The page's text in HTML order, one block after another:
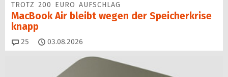
TROTZ 200 EURO AUFSCHLAG
MacBook Air bleibt wegen der Speicherkrise
knapp
25 Kommentare
03.08.2026